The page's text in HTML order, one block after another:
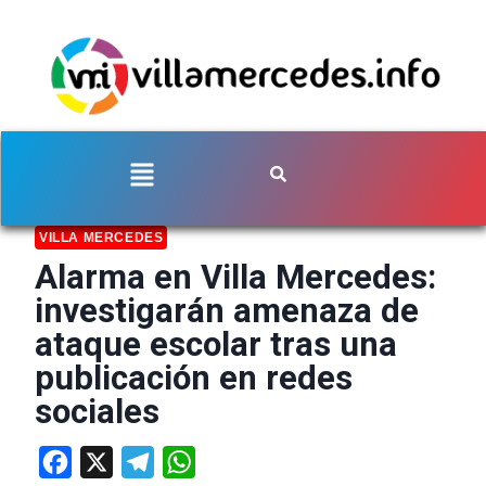
VILLA MERCEDES
Alarma en Villa Mercedes:
investigarán amenaza de
ataque escolar tras una
publicación en redes
sociales
Facebook Telegram